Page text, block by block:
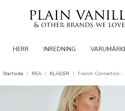
HERR INREDNING
Startsida / REA / KLÄDER / French Connection